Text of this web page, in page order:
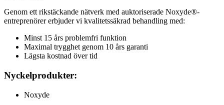
Genom ett rikstäckande nätverk med auktoriserade Noxyde®-
entreprenörer erbjuder vi kvalitetssäkrad behandling med:
Minst 15 års problemfri funktion
Maximal trygghet genom 10 års garanti
Lägsta kostnad över tid
Nyckelprodukter:
Noxyde